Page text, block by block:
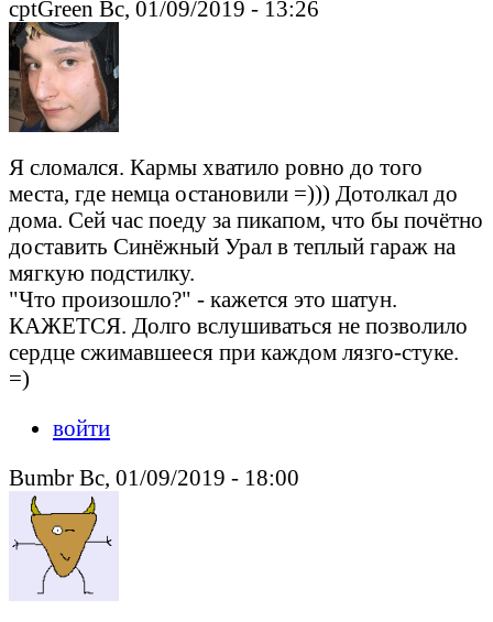
cptGreen Вс, 01/09/2019 - 13:26
Я сломался. Кармы хватило ровно до того
места, где немца остановили =))) Дотолкал до
дома. Сей час поеду за пикапом, что бы почётно
доставить Синёжный Урал в теплый гараж на
мягкую подстилку.
"Что произошло?" - кажется это шатун.
КАЖЕТСЯ. Долго вслушиваться не позволило
сердце сжимавшееся при каждом лязго-стуке.
=)
войти
Bumbr Вс, 01/09/2019 - 18:00